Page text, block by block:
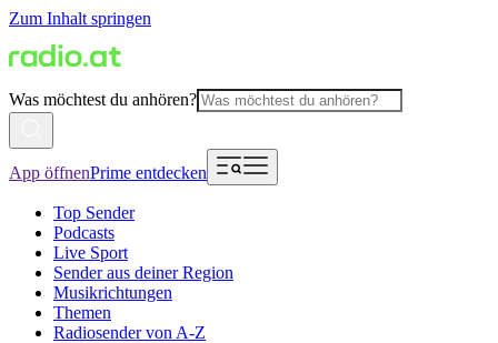
Zum Inhalt springen
Was möchtest du anhören?
App öffnenPrime entdecken
Top Sender
Podcasts
Live Sport
Sender aus deiner Region
Musikrichtungen
Themen
Radiosender von A-Z